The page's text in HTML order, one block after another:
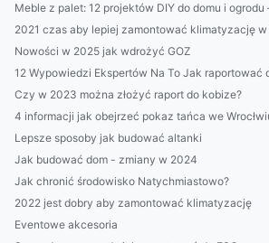
Meble z palet: 12 projektów DIY do domu i
2021 czas aby lepiej zamontować klimatyzację w
Nowości w 2025 jak wdrożyć GOZ
12 Wypowiedzi Ekspertów Na To Jak raportować
Czy w 2023 można złożyć raport do kobize?
4 informacji jak obejrzeć pokaz tańca we
Lepsze sposoby jak budować altanki
Jak budować dom - zmiany w 2024
Jak chronić środowisko Natychmiastowo?
2022 jest dobry aby zamontować klimatyzację
Eventowe akcesoria